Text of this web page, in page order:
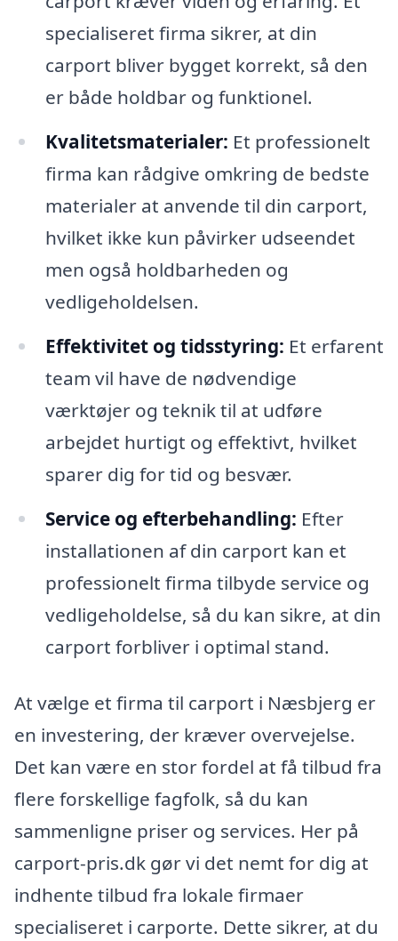
specialiseret firma sikrer, at din
carport bliver bygget korrekt, så den
er både holdbar og funktionel.
Kvalitetsmaterialer: Et professionelt
firma kan rådgive omkring de bedste
materialer at anvende til din carport,
hvilket ikke kun påvirker udseendet
men også holdbarheden og
vedligeholdelsen.
Effektivitet og tidsstyring: Et erfarent
team vil have de nødvendige
værktøjer og teknik til at udføre
arbejdet hurtigt og effektivt, hvilket
sparer dig for tid og besvær.
Service og efterbehandling: Efter
installationen af din carport kan et
professionelt firma tilbyde service og
vedligeholdelse, så du kan sikre, at din
carport forbliver i optimal stand.
At vælge et firma til carport i Næsbjerg er
en investering, der kræver overvejelse.
Det kan være en stor fordel at få tilbud fra
flere forskellige fagfolk, så du kan
sammenligne priser og services. Her på
carport-pris.dk gør vi det nemt for dig at
indhente tilbud fra lokale firmaer
specialiseret i carporte. Dette sikrer, at du